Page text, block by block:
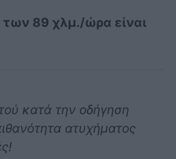
των 89 χλμ./ώρα είναι
κατά την οδήγηση
ατυχήματος